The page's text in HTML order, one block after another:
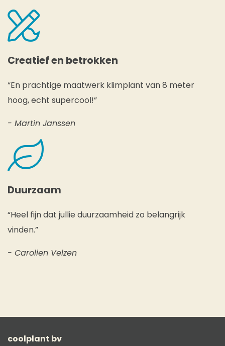
Creatief en betrokken
“En prachtige maatwerk klimplant van 8 meter
hoog, echt supercool!”
- Martin Janssen
Duurzaam
“Heel fijn dat jullie duurzaamheid zo belangrijk
vinden.”
- Carolien Velzen
coolplant bv